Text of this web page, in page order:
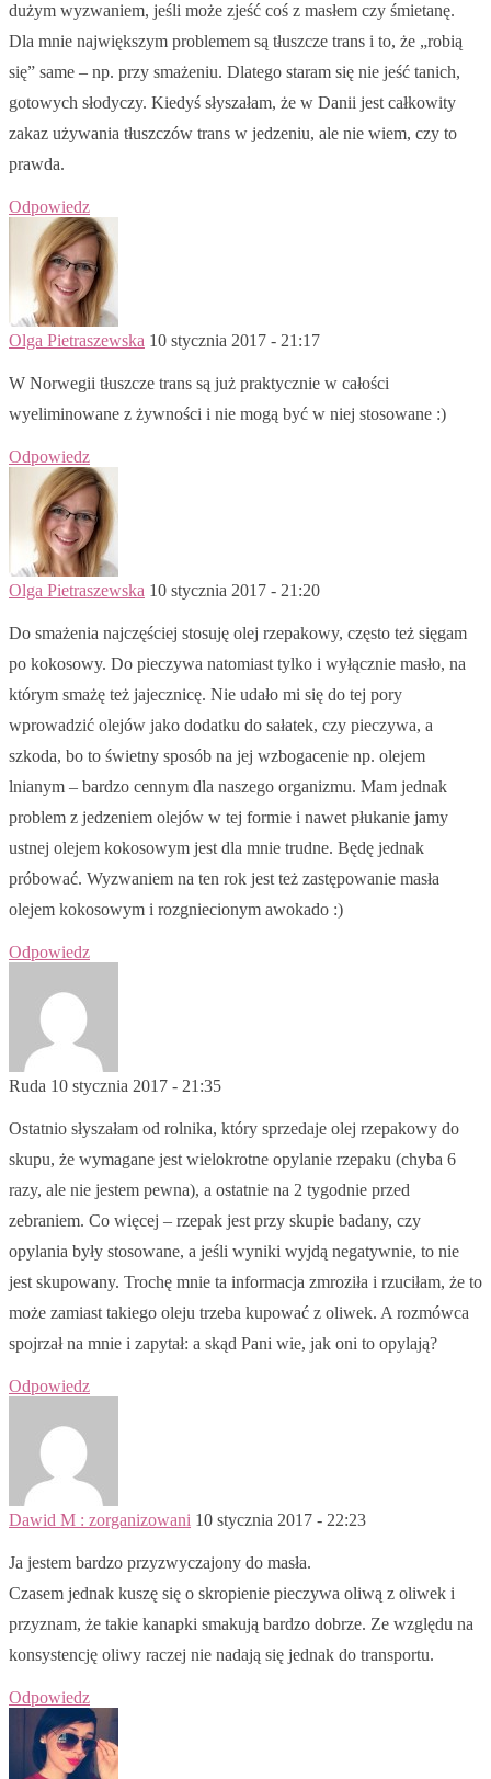
dużym wyzwaniem, jeśli może zjeść coś z masłem czy śmietanę.
Dla mnie największym problemem są tłuszcze trans i to, że „robią
się” same – np. przy smażeniu. Dlatego staram się nie jeść tanich,
gotowych słodyczy. Kiedyś słyszałam, że w Danii jest całkowity
zakaz używania tłuszczów trans w jedzeniu, ale nie wiem, czy to
prawda.
Odpowiedz
Olga Pietraszewska 10 stycznia 2017 - 21:17
W Norwegii tłuszcze trans są już praktycznie w całości
wyeliminowane z żywności i nie mogą być w niej stosowane :)
Odpowiedz
Olga Pietraszewska 10 stycznia 2017 - 21:20
Do smażenia najczęściej stosuję olej rzepakowy, często też sięgam
po kokosowy. Do pieczywa natomiast tylko i wyłącznie masło, na
którym smażę też jajecznicę. Nie udało mi się do tej pory
wprowadzić olejów jako dodatku do sałatek, czy pieczywa, a
szkoda, bo to świetny sposób na jej wzbogacenie np. olejem
lnianym – bardzo cennym dla naszego organizmu. Mam jednak
problem z jedzeniem olejów w tej formie i nawet płukanie jamy
ustnej olejem kokosowym jest dla mnie trudne. Będę jednak
próbować. Wyzwaniem na ten rok jest też zastępowanie masła
olejem kokosowym i rozgniecionym awokado :)
Odpowiedz
Ruda 10 stycznia 2017 - 21:35
Ostatnio słyszałam od rolnika, który sprzedaje olej rzepakowy do
skupu, że wymagane jest wielokrotne opylanie rzepaku (chyba 6
razy, ale nie jestem pewna), a ostatnie na 2 tygodnie przed
zebraniem. Co więcej – rzepak jest przy skupie badany, czy
opylania były stosowane, a jeśli wyniki wyjdą negatywnie, to nie
jest skupowany. Trochę mnie ta informacja zmroziła i rzuciłam, że to
może zamiast takiego oleju trzeba kupować z oliwek. A rozmówca
spojrzał na mnie i zapytał: a skąd Pani wie, jak oni to opylają?
Odpowiedz
Dawid M : zorganizowani 10 stycznia 2017 - 22:23
Ja jestem bardzo przyzwyczajony do masła.
Czasem jednak kuszę się o skropienie pieczywa oliwą z oliwek i
przyznam, że takie kanapki smakują bardzo dobrze. Ze względu na
konsystencję oliwy raczej nie nadają się jednak do transportu.
Odpowiedz